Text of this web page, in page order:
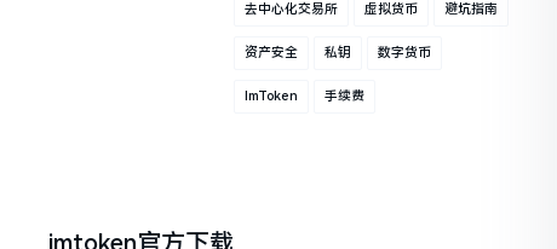
去中心化交易所 虚拟货币 避坑指南
资产安全 私钥 数字货币
ImToken 手续费